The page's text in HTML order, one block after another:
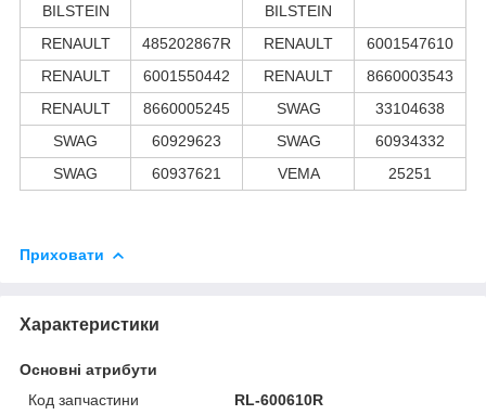
BILSTEIN
BILSTEIN
RENAULT 485202867R RENAULT
6001547610
RENAULT
6001550442 RENAULT
8660003543
RENAULT
8660005245 SWAG
33104638
SWAG
60929623 SWAG
60934332
SWAG
60937621 VEMA 25251
Приховати
Характеристики
Основні атрибути
Код запчастини
RL-600610R